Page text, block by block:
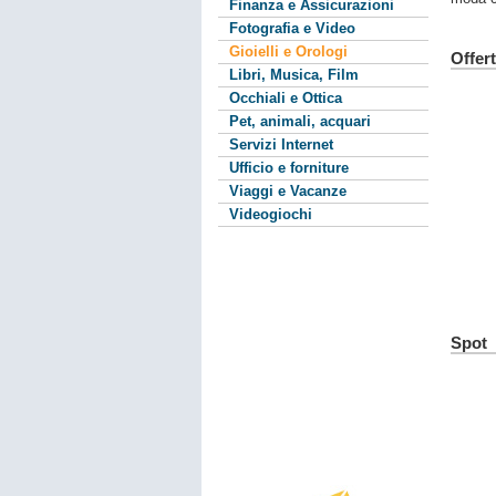
Finanza e Assicurazioni
Fotografia e Video
Gioielli e Orologi
Libri, Musica, Film
Occhiali e Ottica
Pet, animali, acquari
Servizi Internet
Ufficio e forniture
Viaggi e Vacanze
Videogiochi
Spot